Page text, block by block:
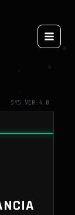
SYS.VER.4.0